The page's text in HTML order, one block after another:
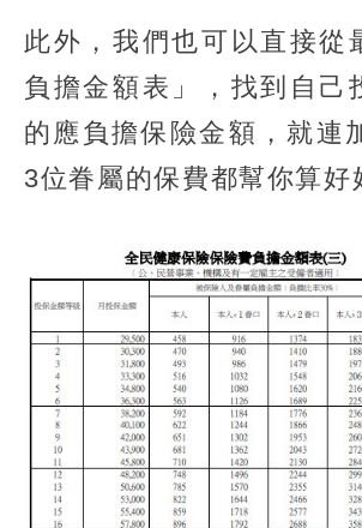
此外，我們也可以直接從
負擔金額表」，找到自己
的應負擔保險金額，就連
3位眷屬的保費都幫你算好